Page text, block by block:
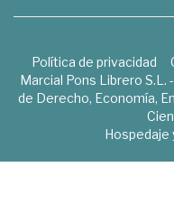
Política de privacidad
Marcial Pons Librero
de Derecho, Economía,
Hospedaje